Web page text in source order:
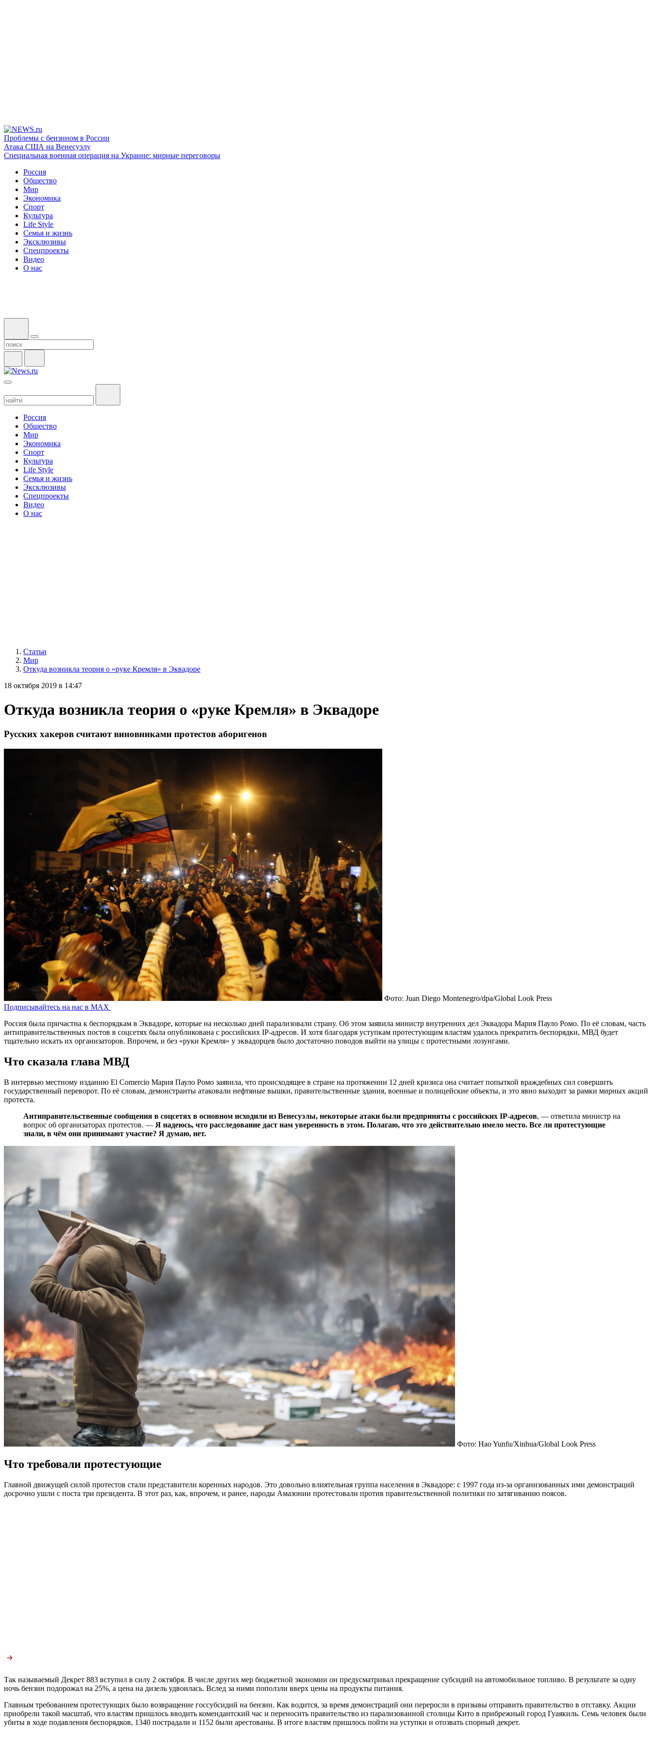
Проблемы с бензином в России
Атака США на Венесуэлу
Специальная военная операция на Украине: мирные переговоры
Россия
Общество
Мир
Экономика
Спорт
Культура
Life Style
Семья и жизнь
Эксклюзивы
Спецпроекты
Видео
О нас
Россия
Общество
Мир
Экономика
Спорт
Культура
Life Style
Семья и жизнь
Эксклюзивы
Спецпроекты
Видео
О нас
Статьи
Мир
Откуда возникла теория о «руке Кремля» в Эквадоре
18 октября 2019 в 14:47
Откуда возникла теория о «руке Кремля» в Эквадоре
Русских хакеров считают виновниками протестов аборигенов
Фото: Juan Diego Montenegro/dpa/Global Look Press
Подписывайтесь на нас в MAX
Россия была причастна к беспорядкам в Эквадоре, которые на несколько дней парализовали страну. Об этом заявила министр внутренних дел Эквадора Мария Пауло Ромо. По её словам, часть
антиправительственных постов в соцсетях была опубликована с российских IP-адресов. И хотя благодаря уступкам протестующим властям удалось прекратить беспорядки, МВД будет
тщательно искать их организаторов. Впрочем, и без «руки Кремля» у эквадорцев было достаточно поводов выйти на улицы с протестными лозунгами.
Что сказала глава МВД
В интервью местному изданию El Comercio Мария Пауло Ромо заявила, что происходящее в стране на протяжении 12 дней кризиса она считает попыткой враждебных сил совершить
государственный переворот. По её словам, демонстранты атаковали нефтяные вышки, правительственные здания, военные и полицейские объекты, и это явно выходит за рамки мирных акций
протеста.
Антиправительственные сообщения в соцсетях в основном исходили из Венесуэлы, некоторые атаки были предприняты с российских IP-адресов, — ответила министр на
вопрос об организаторах протестов. — Я надеюсь, что расследование даст нам уверенность в этом. Полагаю, что это действительно имело место. Все ли протестующие
знали, в чём они принимают участие? Я думаю, нет.
Фото: Hao Yunfu/Xinhua/Global Look Press
Что требовали протестующие
Главной движущей силой протестов стали представители коренных народов. Это довольно влиятельная группа населения в Эквадоре: с 1997 года из-за организованных ими демонстраций
досрочно ушли с поста три президента. В этот раз, как, впрочем, и ранее, народы Амазонии протестовали против правительственной политики по затягиванию поясов.
Так называемый Декрет 883 вступил в силу 2 октября. В числе других мер бюджетной экономии он предусматривал прекращение субсидий на автомобильное топливо. В результате за одну
ночь бензин подорожал на 25%, а цена на дизель удвоилась. Вслед за ними поползли вверх цены на продукты питания.
Главным требованием протестующих было возвращение госсубсидий на бензин. Как водится, за время демонстраций они переросли в призывы отправить правительство в отставку. Акции
приобрели такой масштаб, что властям пришлось вводить комендантский час и переносить правительство из парализованной столицы Кито в прибрежный город Гуаякиль. Семь человек были
убиты в ходе подавления беспорядков, 1340 пострадали и 1152 были арестованы. В итоге властям пришлось пойти на уступки и отозвать спорный декрет.